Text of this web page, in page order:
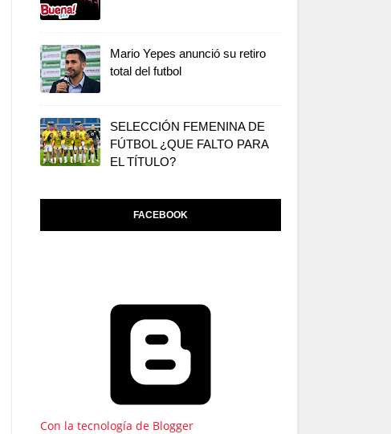
Mario Yepes anunció su retiro
total del futbol
SELECCIÓN FEMENINA DE
FÚTBOL ¿QUE FALTO PARA
EL TÍTULO?
FACEBOOK
Con la tecnología de Blogger